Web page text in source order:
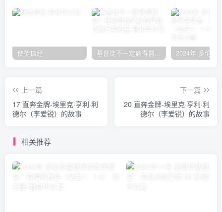
使徒信经 基督徒不一定病得醫治？寇紹恩牧師談基督徒的醫治與盼望
上一篇
17 直奔金牌-埃里克·亨利·利
德尔（李爱锐）的故事
下一篇
20 直奔金牌-埃里克·亨利·利
德尔（李爱锐）的故事
相关推荐